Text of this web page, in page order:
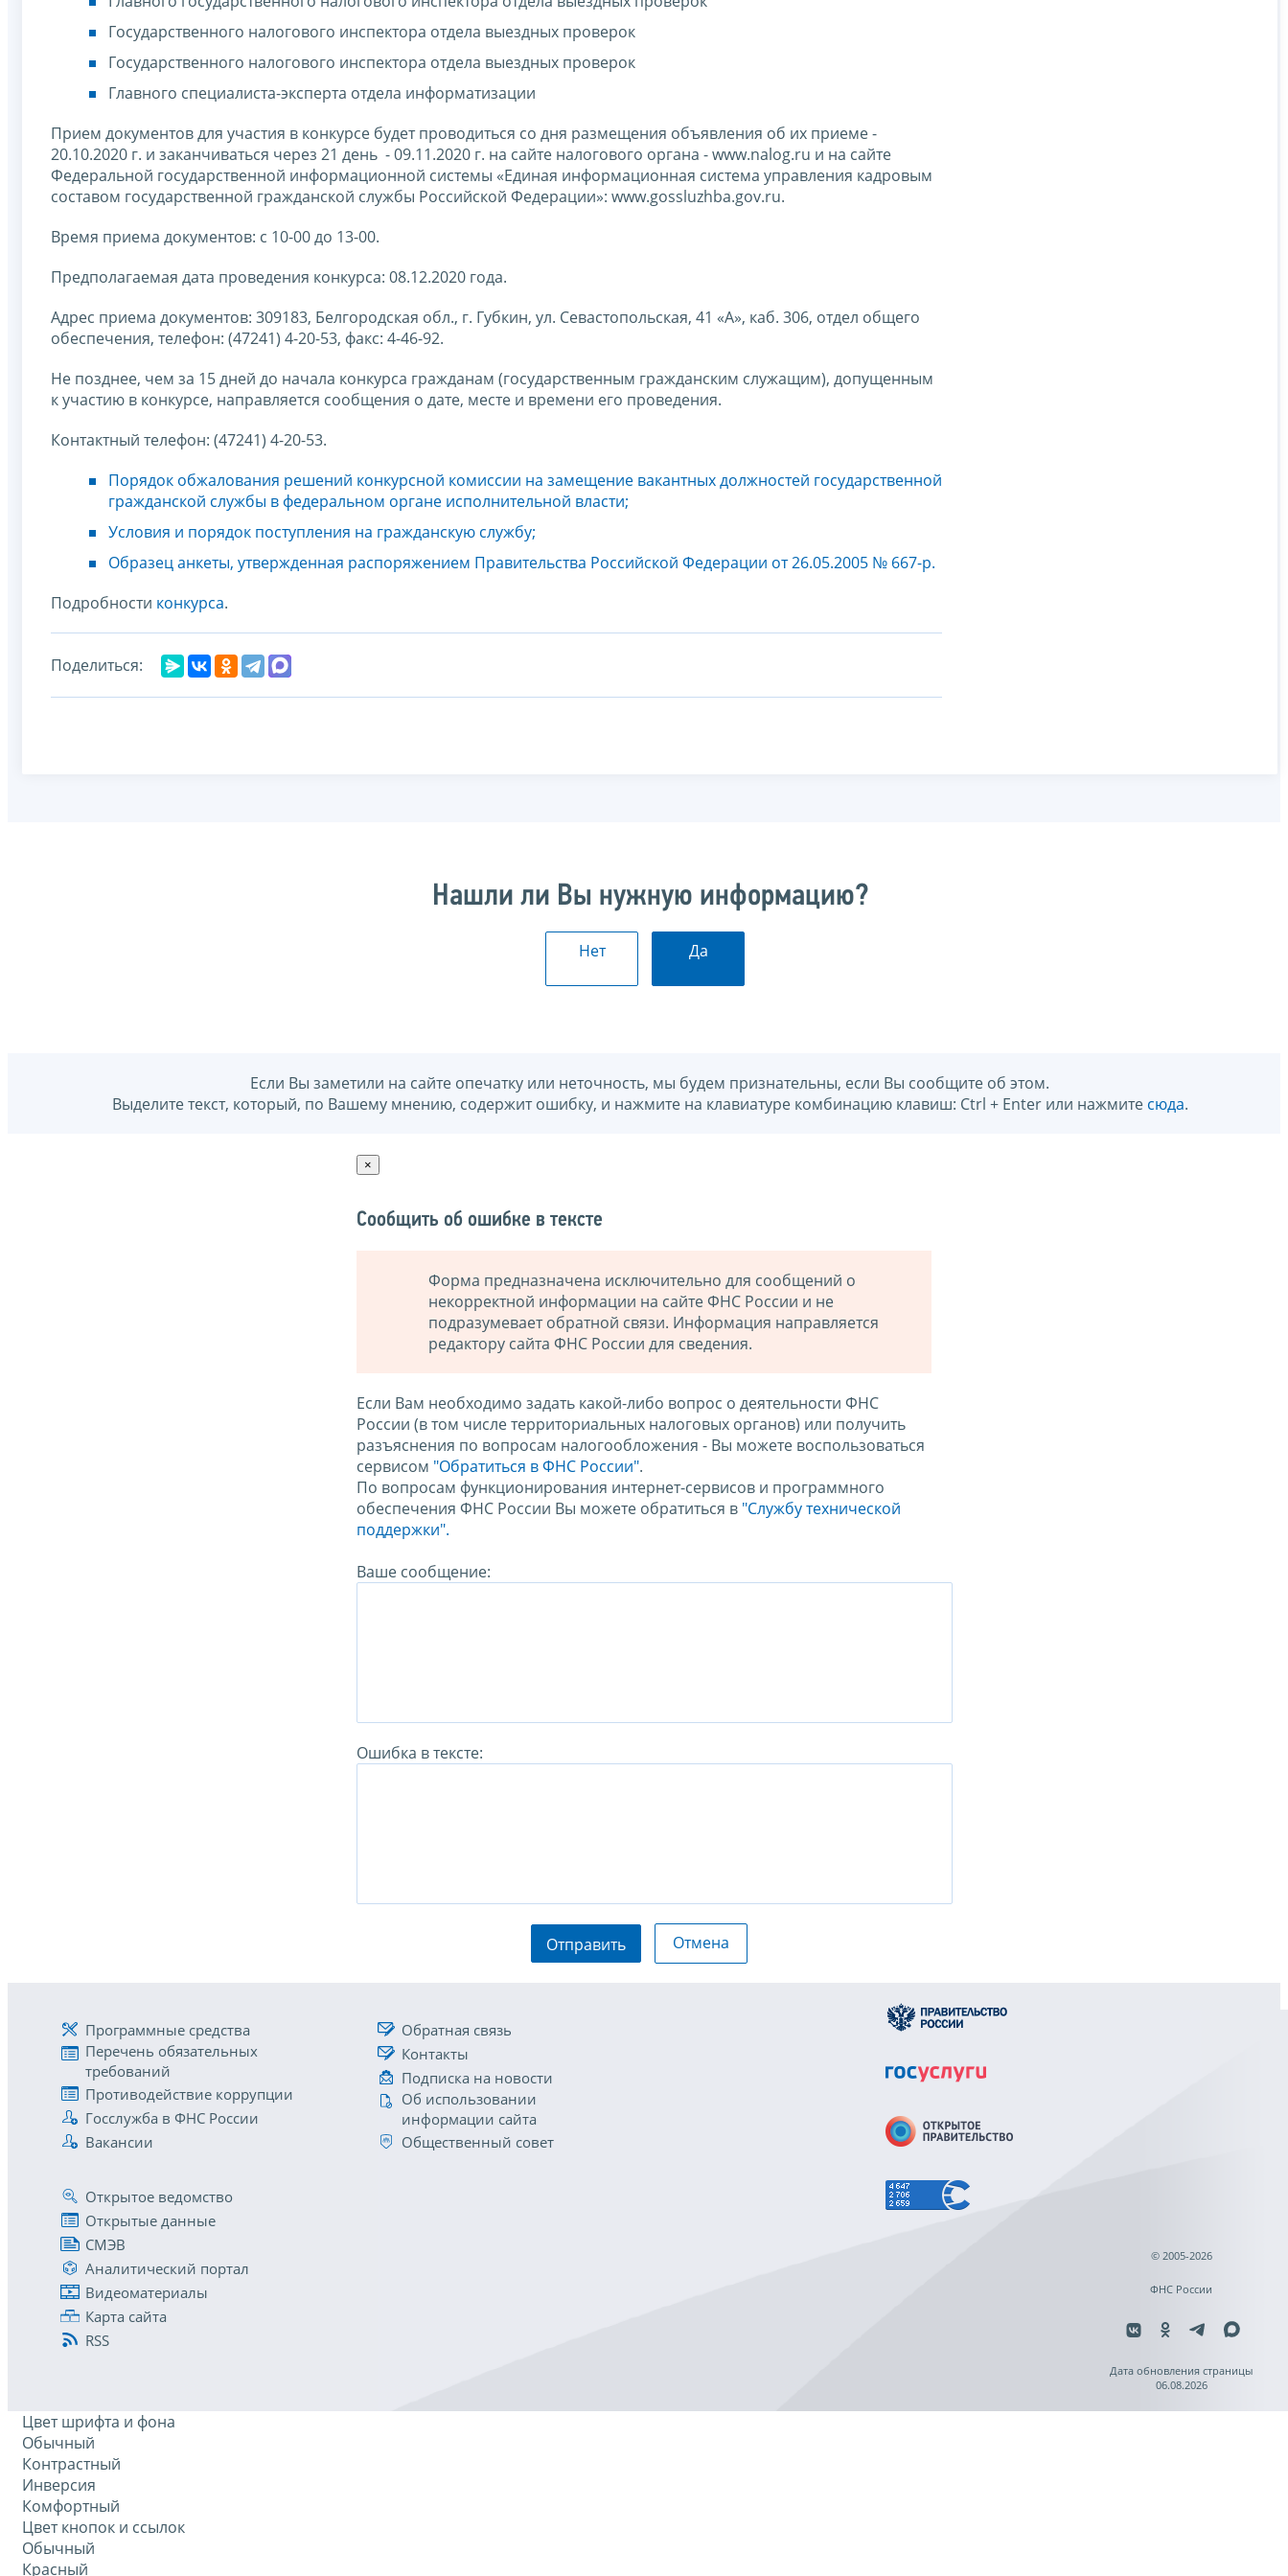
Государственного налогового инспектора отдела выездных проверок
Государственного налогового инспектора отдела выездных проверок
Главного специалиста-эксперта отдела информатизации
Прием документов для участия в конкурсе будет проводиться со дня размещения объявления об их приеме -
20.10.2020 г. и заканчиваться через 21 день - 09.11.2020 г. на сайте налогового органа - www.nalog.ru и на сайте
Федеральной государственной информационной системы «Единая информационная система управления кадровым
составом государственной гражданской службы Российской Федерации»: www.gossluzhba.gov.ru.
Время приема документов: с 10-00 до 13-00.
Предполагаемая дата проведения конкурса: 08.12.2020 года.
Адрес приема документов: 309183, Белгородская обл., г. Губкин, ул. Севастопольская, 41 «А», каб. 306, отдел общего
обеспечения, телефон: (47241) 4-20-53, факс: 4-46-92.
Не позднее, чем за 15 дней до начала конкурса гражданам (государственным гражданским служащим), допущенным
к участию в конкурсе, направляется сообщения о дате, месте и времени его проведения.
Контактный телефон: (47241) 4-20-53.
Порядок обжалования решений конкурсной комиссии на замещение вакантных должностей государственной
гражданской службы в федеральном органе исполнительной власти;
Условия и порядок поступления на гражданскую службу;
Образец анкеты, утвержденная распоряжением Правительства Российской Федерации от 26.05.2005 № 667-р.
Подробности конкурса.
Поделиться:
Нашли ли Вы нужную информацию?
Нет Да
Если Вы заметили на сайте опечатку или неточность, мы будем признательны, если Вы сообщите об этом.
Выделите текст, который, по Вашему мнению, содержит ошибку, и нажмите на клавиатуре комбинацию клавиш: Ctrl + Enter или нажмите сюда.
×
Сообщить об ошибке в тексте
Форма предназначена исключительно для сообщений о
некорректной информации на сайте ФНС России и не
подразумевает обратной связи. Информация направляется
редактору сайта ФНС России для сведения.
Если Вам необходимо задать какой-либо вопрос о деятельности ФНС
России (в том числе территориальных налоговых органов) или получить
разъяснения по вопросам налогообложения - Вы можете воспользоваться
сервисом "Обратиться в ФНС России".
По вопросам функционирования интернет-сервисов и программного
обеспечения ФНС России Вы можете обратиться в "Службу технической
поддержки".
Ваше сообщение:
Ошибка в тексте:
Отправить Отмена
Программные средства
Перечень обязательных
требований
Противодействие коррупции
Госслужба в ФНС России
Вакансии
Обратная связь
Контакты
Подписка на новости
Об использовании
информации сайта
Общественный совет
Открытое ведомство
Открытые данные
СМЭВ
Аналитический портал
Видеоматериалы
Карта сайта
RSS
© 2005-2026
ФНС России
Дата обновления страницы
06.08.2026
Цвет шрифта и фона
Обычный
Контрастный
Инверсия
Комфортный
Цвет кнопок и ссылок
Обычный
Красный